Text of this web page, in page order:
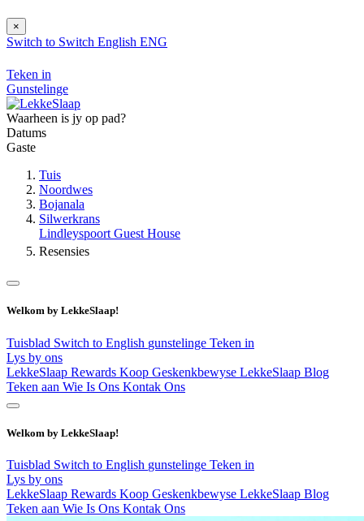
×
Switch to Switch English ENG
Teken in
Gunstelinge
Waarheen is jy op pad?
Datums
Gaste
Tuis
Noordwes
Bojanala
Silwerkrans
Lindleyspoort Guest House
Resensies
Welkom by LekkeSlaap!
Tuisblad Switch to English gunstelinge Teken in
Lys by ons
LekkeSlaap Rewards Koop Geskenkbewyse LekkeSlaap Blog
Teken aan Wie Is Ons Kontak Ons
Welkom by LekkeSlaap!
Tuisblad Switch to English gunstelinge Teken in
Lys by ons
LekkeSlaap Rewards Koop Geskenkbewyse LekkeSlaap Blog
Teken aan Wie Is Ons Kontak Ons